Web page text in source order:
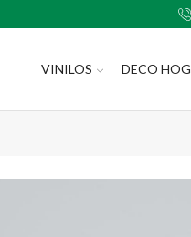
VINILOS DECO